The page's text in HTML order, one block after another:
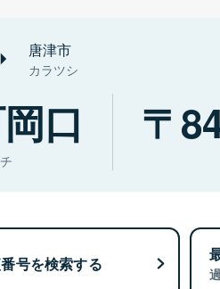
唐津市
カラツシ
口
号を検索する